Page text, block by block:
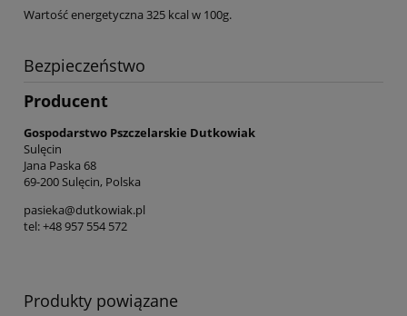
Wartość energetyczna 325 kcal w 100g.
Bezpieczeństwo
Producent
Gospodarstwo Pszczelarskie Dutkowiak
Sulęcin
Jana Paska 68
69-200 Sulęcin, Polska
pasieka@dutkowiak.pl
tel: +48 957 554 572
Produkty powiązane